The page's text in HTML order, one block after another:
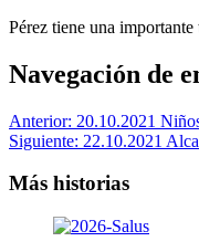
Pérez tiene una
Navegación de
Anterior: 20.10.2021
Siguiente: 22.10.2021
Más historias